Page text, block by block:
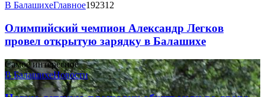
В БалашихеГлавное192312
Олимпийский чемпион Александр Легков
провел открытую зарядку в Балашихе
Самое интересное
В БалашихеНовости